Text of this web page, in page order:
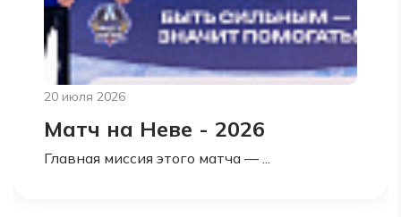
20 июля 2026
Матч на Неве - 2026
Главная миссия этого матча — ...